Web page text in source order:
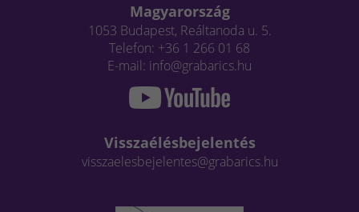
Magyarország
1053 Budapest, Reáltanoda u. 5.
Telefon: +36 1 266 01 68
E-mail: info@grabarics.hu
Visszaélésbejelentés
visszaelesbejelentes@grabarics.hu